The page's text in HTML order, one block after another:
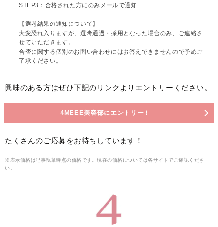
STEP3：合格された方にのみメールで通知
【選考結果の通知について】
大変恐れ入りますが、選考通過・採用となった場合のみ、ご連絡さ
せていただきます。
合否に関する個別のお問い合わせにはお答えできませんので予めご
了承ください。
興味のある方はぜひ下記のリンクよりエントリーください。
4MEEE美容部にエントリー！
たくさんのご応募をお待ちしています！
※表示価格は記事執筆時点の価格です。現在の価格については各サイトでご確認くださ
い。